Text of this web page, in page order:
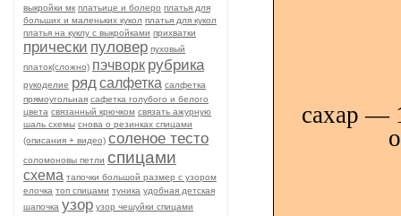
выкройки мк платьице и болеро платья для
больших и маленьких кукол платья для кукол
платья на куклу с выкройками прихватки
прически пуловер пуховый
платок(сложно) пэчворк рубрика
рукоделие рядсалфетка салфетка
прямоугольная сафетка голубого и белого
цвета связанный крючком связать ажурную
шаль схемы снова о резинках спицами
(описания + видео) соленое тесто
соломоновы петли спицами
схема тапочки большой размер с узором
елочка топ спицами туника удобная детская
шапочка узор узор чешуйки спицами
сахар —